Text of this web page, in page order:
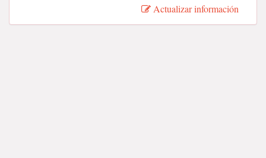
Actualizar información